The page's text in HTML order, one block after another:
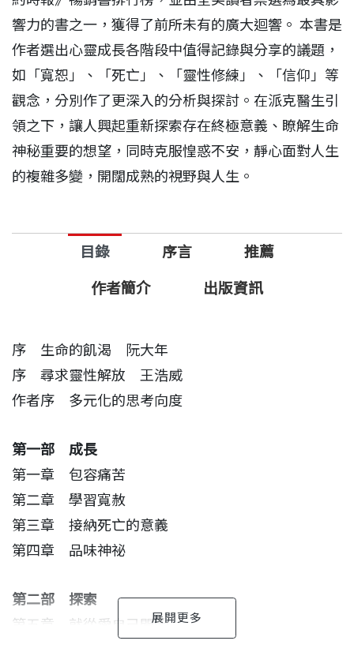
響力的書之一，獲得了前所未有的廣大迴響。 本書是
作者選出心靈成長各階段中值得記錄與分享的議題，
如「寬恕」、「死亡」、「靈性修練」、「信仰」等
觀念，分別作了更深入的分析與探討。在派克醫生引
領之下，讓人興起重新探索存在終極意義、瞭解生命
神秘重要的想望，同時克服惶惑不安，靜心面對人生
的複雜多變，開闊成熟的視野與人生。
目錄 序言 推薦
作者簡介 出版資訊
序 生命的飢渴 阮大年
序 尋求靈性解放 王浩威
作者序 多元化的思考向度
第一部 成長
第一章 包容痛苦
第二章 學習寬赦
第三章 接納死亡的意義
第四章 品味神祕
第二部 探索
第五章 就從愛自己開始